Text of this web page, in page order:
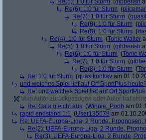
Re(5): 1:0 für Sturm (gibberish
Re(6): 1:0 für Sturm (
Re(7): 1:0 für Sturm (
Re(8): 1:0 für Sturm (
Re(8): 1:0 für Sturm (
Re(4): 1:0 für Sturm (Tonic Walter
Re(5): 1:0 für Sturm (gibberish
Re(6): 1:0 für Sturm (Tonic
Re(7): 1:0 für Sturm (
Re(8): 1:0 für Sturm (
Re: 1:0 für Sturm (quasikonkav am
und welches Spiel lief auf Orf SportPlus heute?
Re: und welches Spiel lief auf Orf
Vom Autor zurückgezogen oder Autor hat
Re: Gala gleicht aus (Winnie_Pooh am
rapid endstand 1:1 (User135678 am
Re: UEFA-Europa-Liga, 2 Runde, Prognosen,
Re(2): UEFA-Europa-Liga, 2 Runde,
Re(3): UEFA-Europa-Liga, 2 Runde,